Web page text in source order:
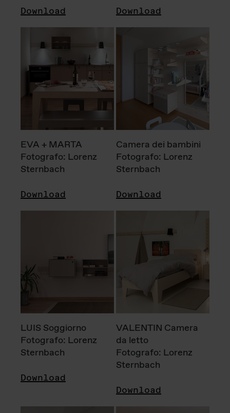
Download Download
EVA + MARTA
Fotografo: Lorenz
Sternbach
Download
Camera dei bambini
Fotografo: Lorenz
Sternbach
Download
LUIS Soggiorno
Fotografo: Lorenz
Sternbach
Download
VALENTIN Camera
da letto
Fotografo: Lorenz
Sternbach
Download